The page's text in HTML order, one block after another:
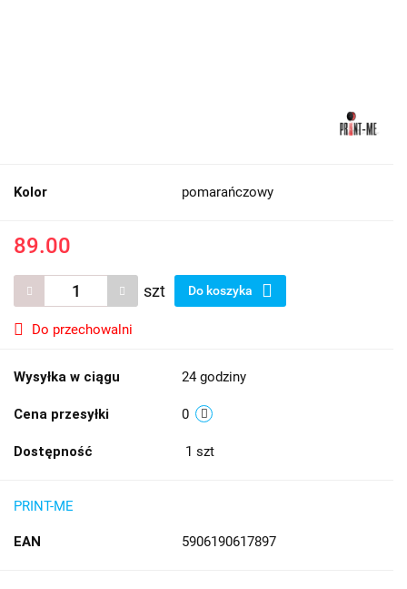
Kolor pomarańczowy
89.00
szt Do koszyka
Do przechowalni
Wysyłka w ciągu 24 godziny
Cena przesyłki 0
Dostępność 1 szt
PRINT-ME
EAN 5906190617897